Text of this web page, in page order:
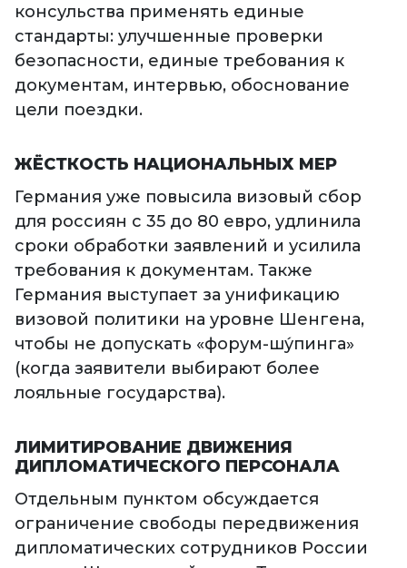
консульства применять единые
стандарты: улучшенные проверки
безопасности, единые требования к
документам, интервью, обоснование
цели поездки.
ЖЁСТКОСТЬ НАЦИОНАЛЬНЫХ МЕР
Германия уже повысила визовый сбор
для россиян с 35 до 80 евро, удлинила
сроки обработки заявлений и усилила
требования к документам. Также
Германия выступает за унификацию
визовой политики на уровне Шенгена,
чтобы не допускать «форум-шу́пинга»
(когда заявители выбирают более
лояльные государства).
ЛИМИТИРОВАНИЕ ДВИЖЕНИЯ
ДИПЛОМАТИЧЕСКОГО ПЕРСОНАЛА
Отдельным пунктом обсуждается
ограничение свободы передвижения
дипломатических сотрудников России